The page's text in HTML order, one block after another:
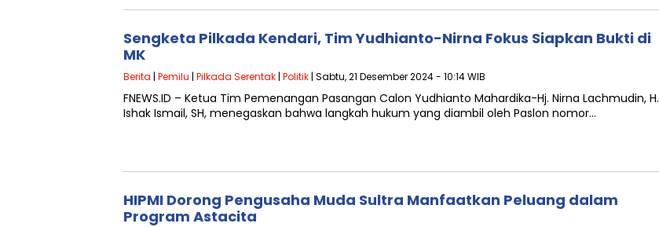
Sengketa Pilkada Kendari, Tim Yudhianto-Nirna Fokus Siapkan Bukti di
MK
Berita | Pemilu | Pilkada Serentak | Politik | Sabtu, 21 Desember 2024 - 10:14 WIB
FNEWS.ID – Ketua Tim Pemenangan Pasangan Calon Yudhianto Mahardika-Hj. Nirna Lachmudin, H.
Ishak Ismail, SH, menegaskan bahwa langkah hukum yang diambil oleh Paslon nomor…
HIPMI Dorong Pengusaha Muda Sultra Manfaatkan Peluang dalam
Program Astacita